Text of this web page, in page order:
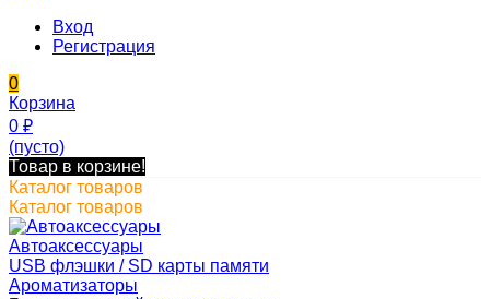
Вход
Регистрация
0
Корзина
0 ₽
(пусто)
Товар в корзине!
Каталог товаров
Каталог товаров
Автоаксессуары
USB флэшки / SD карты памяти
Ароматизаторы